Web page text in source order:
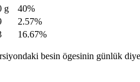
g
40%
2.57%
16.67%
besin ögesinin günlük